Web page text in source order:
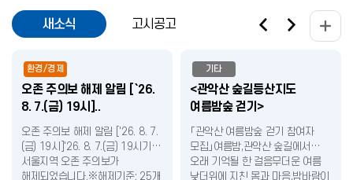
새소식
환경/경제
오존 주의보 해제 알림 [`26.
8. 7.(금) 19시]..
오존 주의보 해제 알림 ['26. 8. 7.
(금) 19시]'26. 8. 7.(금) 19시기준,
서울지역 오존 주의보가
해제되었습니다.※해제기준: 25개
기타
<관악산 숲길등산지도
여름밤숲 걷기>
「관악산 여름밤숲 걷기 참여자
모집」여름밤,관악산 숲길에서
오래 기억될 한 걸음무더운 여름
낮더위에 지친 몸과 마음,밤바람이
고시공고